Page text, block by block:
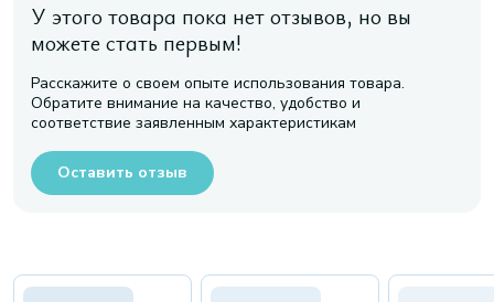
У этого товара пока нет отзывов, но вы
можете стать первым!
Расскажите о своем опыте использования товара.
Обратите внимание на качество, удобство и
соответствие заявленным характеристикам
Оставить отзыв